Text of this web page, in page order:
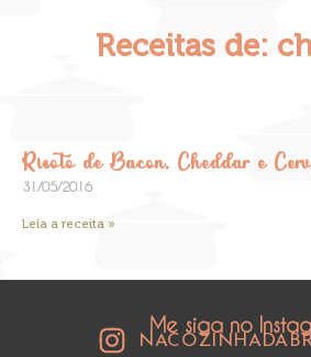
Receitas de:
Risoto de Bacon, Cheddar e
31/05/2016
Leia a receita »
Me siga no